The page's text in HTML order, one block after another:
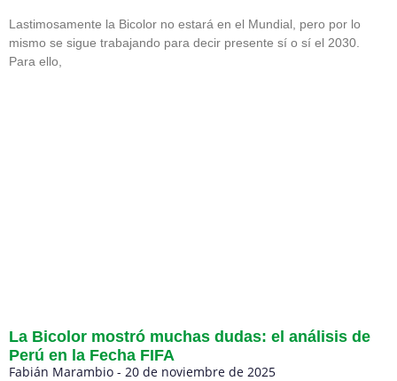
Lastimosamente la Bicolor no estará en el Mundial, pero por lo
mismo se sigue trabajando para decir presente sí o sí el 2030.
Para ello,
La Bicolor mostró muchas dudas: el análisis de
Perú en la Fecha FIFA
Fabián Marambio 20 de noviembre de 2025